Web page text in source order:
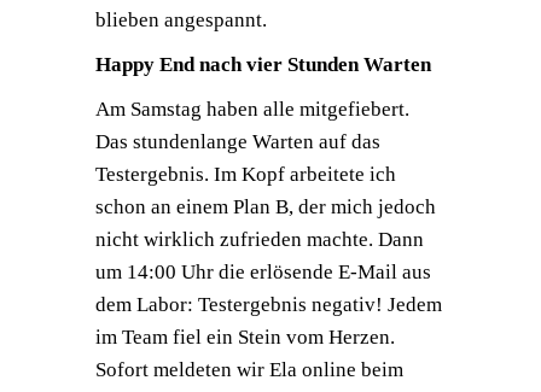
blieben angespannt.
Happy End nach vier Stunden Warten
Am Samstag haben alle mitgefiebert.
Das stundenlange Warten auf das
Testergebnis. Im Kopf arbeitete ich
schon an einem Plan B, der mich jedoch
nicht wirklich zufrieden machte. Dann
um 14:00 Uhr die erlösende E-Mail aus
dem Labor: Testergebnis negativ! Jedem
im Team fiel ein Stein vom Herzen.
Sofort meldeten wir Ela online beim